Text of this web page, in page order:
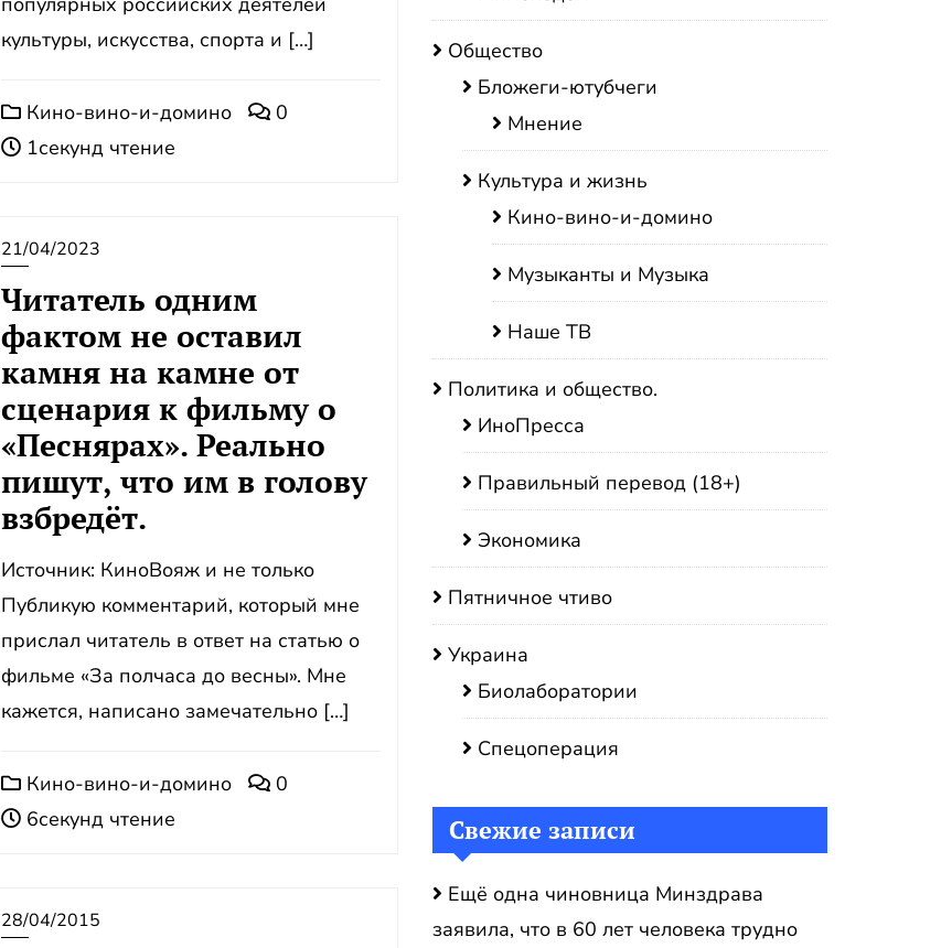
культуры, искусства, спорта и […]
Кино-вино-и-домино
0
1секунд чтение
21/04/2023
Читатель одним
фактом не оставил
камня на камне от
сценария к фильму о
«Песнярах». Реально
пишут, что им в голову
взбредёт.
Источник: КиноВояж и не только
Публикую комментарий, который мне
прислал читатель в ответ на статью о
фильме «За полчаса до весны». Мне
кажется, написано замечательно […]
Кино-вино-и-домино
0
6секунд чтение
28/04/2015
Общество
Бложеги-ютубчеги
Мнение
Культура и жизнь
Кино-вино-и-домино
Музыканты и Музыка
Наше ТВ
Политика и общество.
ИноПресса
Правильный перевод (18+)
Экономика
Пятничное чтиво
Украина
Биолаборатории
Спецоперация
Свежие записи
Ещё одна чиновница Минздрава
заявила, что в 60 лет человека трудно